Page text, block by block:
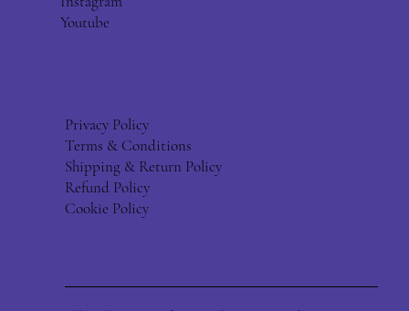
Youtube
Privacy Policy
Terms & Conditions
Shipping & Return Policy
Refund Policy
Cookie Policy